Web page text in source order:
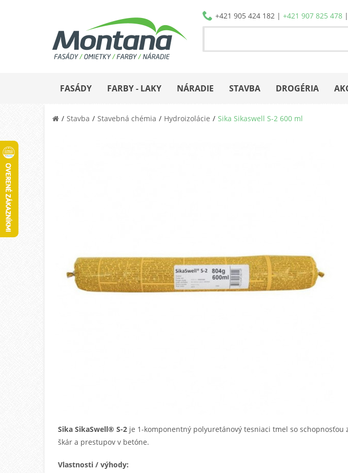
+421 905 424 182| +421 907 825 478|
FASÁDY FARBY - LAKY NÁRADIE STAVBA DROGÉRIA
Stavba Stavebná chémia Hydroizolácie Sika Sikaswell S-2 600 ml
Sika SikaSwell® S-2 je 1-komponentný polyuretánový tesniaci tmel so schopnosťou
škár a prestupov v betóne.
Vlastnosti / výhody: